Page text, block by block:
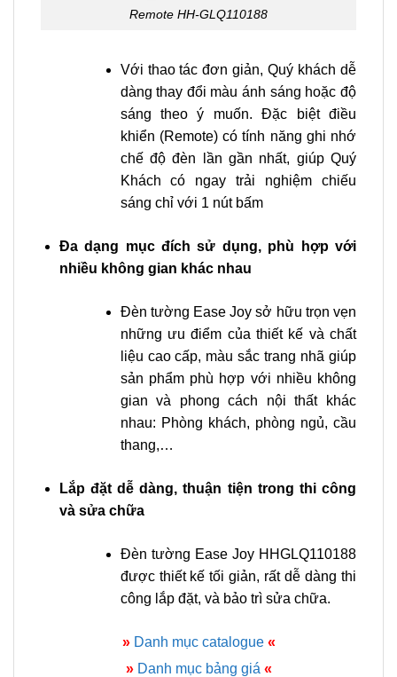
Remote HH-GLQ110188
Với thao tác đơn giản, Quý khách dễ
dàng thay đổi màu ánh sáng hoặc độ
sáng theo ý muốn. Đặc biệt điều
khiển (Remote) có tính năng ghi nhớ
chế độ đèn lần gần nhất, giúp Quý
Khách có ngay trải nghiệm chiếu
sáng chỉ với 1 nút bấm
Đa dạng mục đích sử dụng, phù hợp với
nhiều không gian khác nhau
Đèn tường Ease Joy sở hữu trọn vẹn
những ưu điểm của thiết kế và chất
liệu cao cấp, màu sắc trang nhã giúp
sản phẩm phù hợp với nhiều không
gian và phong cách nội thất khác
nhau: Phòng khách, phòng ngủ, cầu
thang,…
Lắp đặt dễ dàng, thuận tiện trong thi công
và sửa chữa
Đèn tường Ease Joy HHGLQ110188
được thiết kế tối giản, rất dễ dàng thi
công lắp đặt, và bảo trì sửa chữa.
» Danh mục catalogue «
» Danh mục bảng giá «